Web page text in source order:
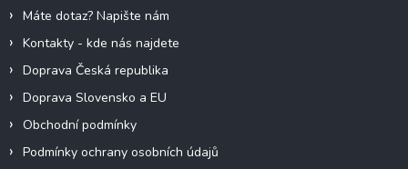
Máte dotaz? Napište nám
Kontakty - kde nás najdete
Doprava Česká republika
Doprava Slovensko a EU
Obchodní podmínky
Podmínky ochrany osobních údajů